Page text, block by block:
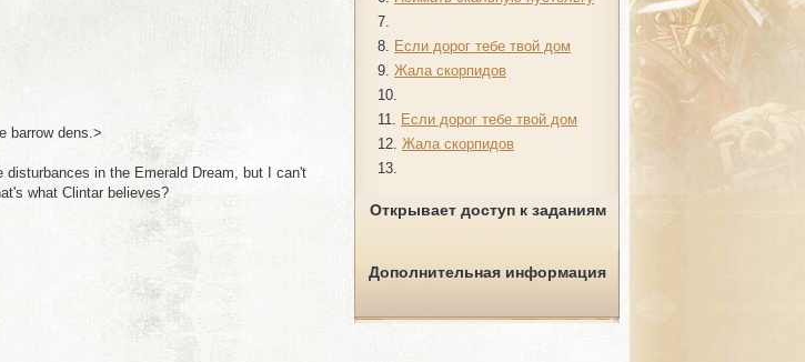
7.
8. Если дорог тебе твой дом
9. Жала скорпидов
10.
11. Если дорог тебе твой дом
12. Жала скорпидов
13.
Открывает доступ к заданиям
Дополнительная информация
barrow dens.>
in the Emerald Dream, but I can't
what Clintar believes?